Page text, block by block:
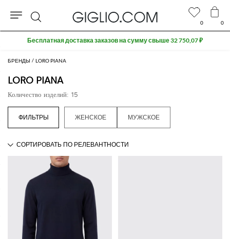
БРЕНДЫ LORO PIANA
LORO PIANA
Количество изделий: 15
ЖЕНСКОЕ МУЖСКОЕ
0 0
Поиск
Бесплатная доставка заказов на сумму свыше 32 750,07 ₽